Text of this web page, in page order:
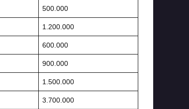
500.000
1.200.000
600.000
900.000
1.500.000
3.700.000